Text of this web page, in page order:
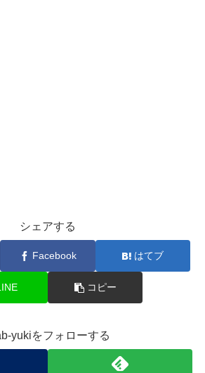
シェアする
Facebook はてブ
コピー
yukiをフォローする